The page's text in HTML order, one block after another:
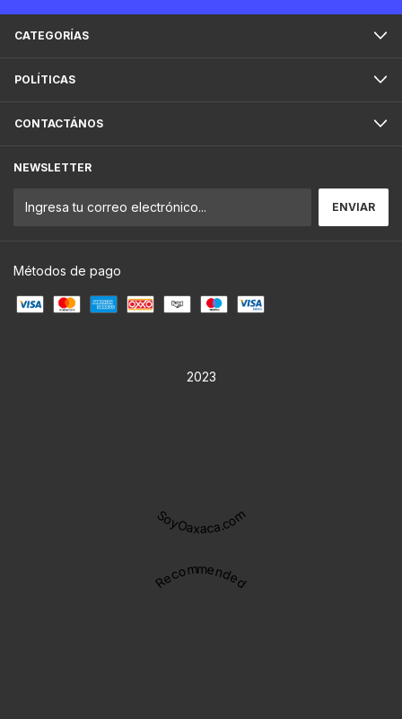
CATEGORÍAS
POLÍTICAS
CONTACTÁNOS
NEWSLETTER
Métodos de pago
2023
SoyOaxaca.com
Recommended